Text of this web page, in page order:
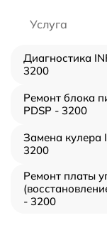
Услуга
Диагностика
3200
Ремонт блока
PDSP - 3200
Замена кулера
3200
Ремонт платы
- 3200